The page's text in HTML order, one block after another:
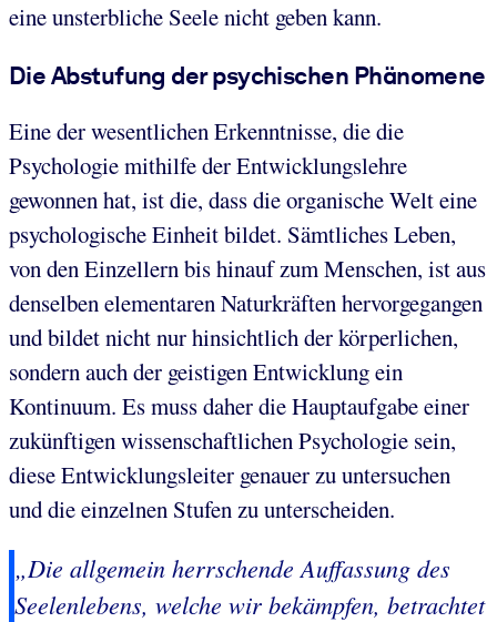
eine unsterbliche Seele nicht geben kann.
Die Abstufung der psychischen Phänomene
Eine der wesentlichen Erkenntnisse, die die
Psychologie mithilfe der Entwicklungslehre
gewonnen hat, ist die, dass die organische Welt eine
psychologische Einheit bildet. Sämtliches Leben,
von den Einzellern bis hinauf zum Menschen, ist aus
denselben elementaren Naturkräften hervorgegangen
und bildet nicht nur hinsichtlich der körperlichen,
sondern auch der geistigen Entwicklung ein
Kontinuum. Es muss daher die Hauptaufgabe einer
zukünftigen wissenschaftlichen Psychologie sein,
diese Entwicklungsleiter genauer zu untersuchen
und die einzelnen Stufen zu unterscheiden.
„Die allgemein herrschende Auffassung des
Seelenlebens, welche wir bekämpfen, betrachtet